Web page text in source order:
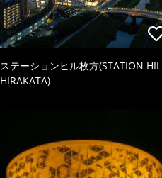
ステーションヒル枚方(STATION
HIRAKATA)